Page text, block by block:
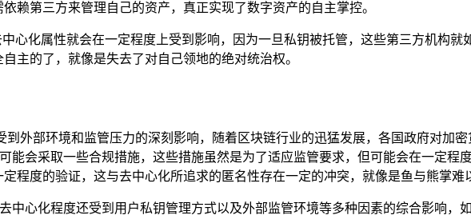
赖第三方来管理自己的资产，真正实现了数字资产的自主掌控。
心化属性就会在一定程度上受到影响，因为一旦私钥被托管，这些第三方机构就
主的了，就像是失去了对自己领地的绝对统治权。
外部环境和监管压力的深刻影响，随着区块链行业的迅猛发展，各国政府对加
能会采取一些合规措施，这些措施虽然是为了适应监管要求，但可能会在一定程
程度的验证，这与去中心化所追求的匿名性存在一定的冲突，就像是鱼与熊掌难
中心化程度还受到用户私钥管理方式以及外部监管环境等多种因素的综合影响，